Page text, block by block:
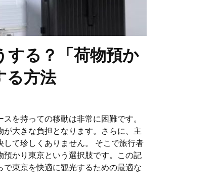
する？「荷物預か
る方法
を持っての移動は非常に困難です。
大きな負担となります。さらに、主
て珍しくありません。 そこで旅行者
かり東京という選択肢です。この記
東京を快適に観光するための最適な